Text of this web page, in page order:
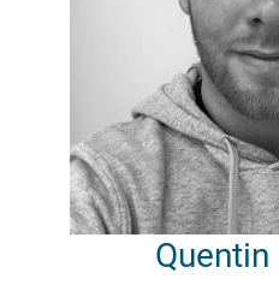
Quentin